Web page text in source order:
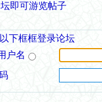
即可游览帖子
下框框登录论坛
户名